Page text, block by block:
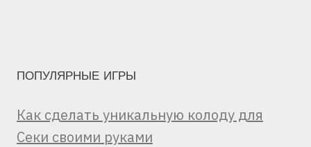
ПОПУЛЯРНЫЕ ИГРЫ
Как сделать уникальную колоду для
Секи своими руками